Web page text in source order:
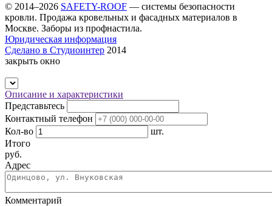
© 2014–2026 SAFETY-ROOF — системы безопасности
кровли. Продажа кровельных и фасадных материалов в
Москве. Заборы из профнастила.
Юридическая информация
Сделано в Студиоинтер 2014
закрыть окно
Описание и характеристики
Представьтесь
Контактный телефон
Кол-во
шт.
Итого
pуб.
Адрес
Комментарий